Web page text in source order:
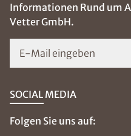
Informationen Rund um
Vetter GmbH.
E-Mail eingeben
SOCIAL MEDIA
Folgen Sie uns auf: